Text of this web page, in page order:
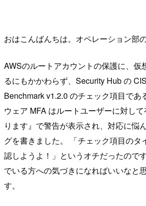
おはこんばんちは。オペレーション部
AWSのルートアカウントの保護に、仮
るにもかかわらず、Security Hub の
Benchmark v1.2.0 のチェック項目で
ウェア MFA はルートユーザーに対し
ります』で警告が表示され、対応に悩
グを書きました。 「チェック項目のタ
認しようよ！」というオチだったので
でいる方への気づきになればいいなと
す。